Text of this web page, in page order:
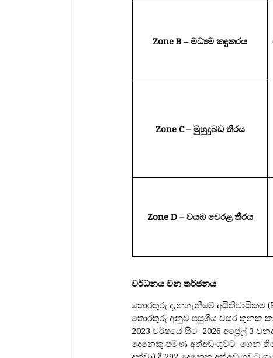
Zone B –මධ්‍යම කඳුකරය
Zone C –මුහුදුබඩතීරය
Zone D –වයඹවෙරළතීරය
වර්ධනය වන තර්ජනය
තොරතුරු දැනගැනීමේ අයිතිවාසිකම
තොරතුරු අනුව පසුගිය වසර තුනක
2023 වර්ෂයේ සිට 2026 අප්‍රේල් 3
දෙනෙකු පමණ අත්අඩංගුවට ගෙන තිබේ.